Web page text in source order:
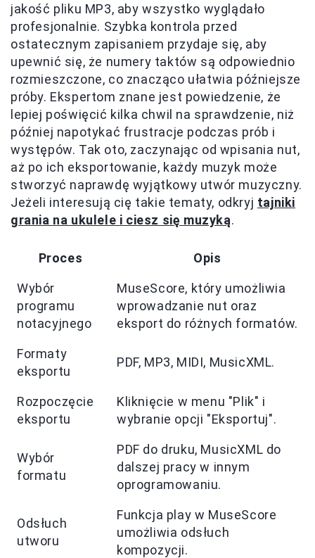
jakość pliku MP3, aby wszystko wyglądało
profesjonalnie. Szybka kontrola przed
ostatecznym zapisaniem przydaje się, aby
upewnić się, że numery taktów są odpowiednio
rozmieszczone, co znacząco ułatwia późniejsze
próby. Ekspertom znane jest powiedzenie, że
lepiej poświęcić kilka chwil na sprawdzenie, niż
później napotykać frustracje podczas prób i
występów. Tak oto, zaczynając od wpisania nut,
aż po ich eksportowanie, każdy muzyk może
stworzyć naprawdę wyjątkowy utwór muzyczny.
Jeżeli interesują cię takie tematy, odkryj tajniki
grania na ukulele i ciesz się muzyką.
Proces Opis
Wybór
programu
notacyjnego
MuseScore, który umożliwia
wprowadzanie nut oraz
eksport do różnych formatów.
Formaty
eksportu
PDF, MP3, MIDI, MusicXML.
Rozpoczęcie
eksportu
Kliknięcie w menu "Plik" i
wybranie opcji "Eksportuj".
Wybór
formatu
PDF do druku, MusicXML do
dalszej pracy w innym
oprogramowaniu.
Odsłuch
utworu
Funkcja play w MuseScore
umożliwia odsłuch
kompozycji.